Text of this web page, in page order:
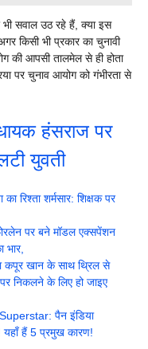
सवाल उठ रहे हैं, क्या इस
किसी भी प्रकार का चुनावी
की आपसी तालमेल से ही होता
पर चुनाव आयोग को गंभीरता से
हंसराज पर
युवती
रिश्ता शर्मसार: शिक्षक पर
पर बने मॉडल एक्सपेंशन
भार,
खान के साथ थ्रिल से
निकलने के लिए हो जाइए
पैन इंडिया
यहाँ हैं 5 प्रमुख कारण!